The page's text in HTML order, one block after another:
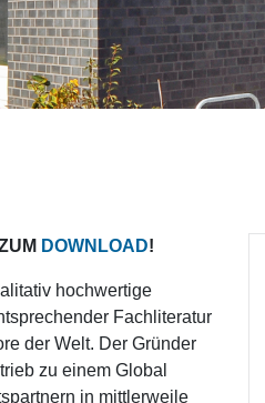
DOWNLOAD!
hochwertige
Fachliteratur
der Welt. Der Gründer
zu einem Global
in mittlerweile